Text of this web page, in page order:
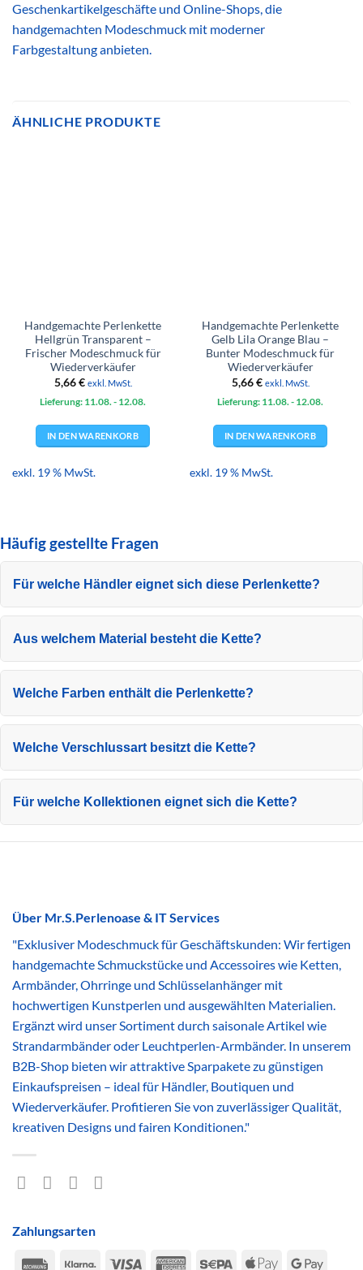
Geschenkartikelgeschäfte und Online-Shops, die
handgemachten Modeschmuck mit moderner
Farbgestaltung anbieten.
ÄHNLICHE PRODUKTE
Handgemachte Perlenkette
Hellgrün Transparent –
Frischer Modeschmuck für
Wiederverkäufer
5,66€ exkl. MwSt.
Lieferung: 11.08. - 12.08.
IN DEN WARENKORB
exkl. 19 % MwSt.
Handgemachte Perlenkette
Gelb Lila Orange Blau –
Bunter Modeschmuck für
Wiederverkäufer
5,66€ exkl. MwSt.
Lieferung: 11.08. - 12.08.
IN DEN WARENKORB
exkl. 19 % MwSt.
Häufig gestellte Fragen
Für welche Händler eignet sich diese Perlenkette?
Aus welchem Material besteht die Kette?
Welche Farben enthält die Perlenkette?
Welche Verschlussart besitzt die Kette?
Für welche Kollektionen eignet sich die Kette?
Über Mr.S.Perlenoase & IT Services
"Exklusiver Modeschmuck für Geschäftskunden: Wir fertigen
handgemachte Schmuckstücke und Accessoires wie Ketten,
Armbänder, Ohrringe und Schlüsselanhänger mit
hochwertigen Kunstperlen und ausgewählten Materialien.
Ergänzt wird unser Sortiment durch saisonale Artikel wie
Strandarmbänder oder Leuchtperlen-Armbänder. In unserem
B2B-Shop bieten wir attraktive Sparpakete zu günstigen
Einkaufspreisen – ideal für Händler, Boutiquen und
Wiederverkäufer. Profitieren Sie von zuverlässiger Qualität,
kreativen Designs und fairen Konditionen."
Zahlungsarten
Rechung
Klarna Visa
American Sepa
Apple
Google